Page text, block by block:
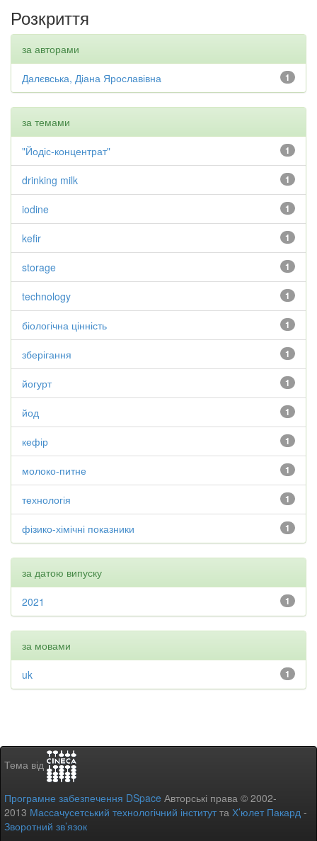
Розкриття
за авторами
1
Далєвська, Діана Ярославівна
за темами
1
"Йодіс-концентрат"
1
drinking milk
1
iodine
1
kefir
1
storage
1
technology
1
біологічна цінність
1
зберігання
1
йогурт
1
йод
1
кефір
1
молоко-питне
1
технологія
1
фізико-хімічні показники
за датою випуску
1
2021
за мовами
1
uk
Тема від
Програмне забезпечення DSpace Авторські права © 2002-
2013 Массачусетський технологічний інститутта Х’юлет Пакард -
Зворотний зв’язок